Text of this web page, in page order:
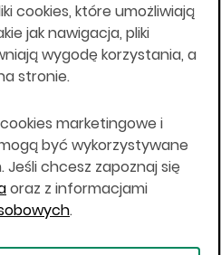
niniejszej stronie w tym
inwestycyjnych nie są
miejsce
w Stanach
innej jurysdykcji, w której
z prawem lub w
nabycie produktów
możliwe lub w której nie
Prawa obowiązujące
czy jest możliwe
produktów
cookies, które umożliwiają
jak nawigacja, pliki
wygodę korzystania, a
stronie.
marketingowe i
być wykorzystywane
Jeśli chcesz zapoznaj się
oraz z informacjami
.